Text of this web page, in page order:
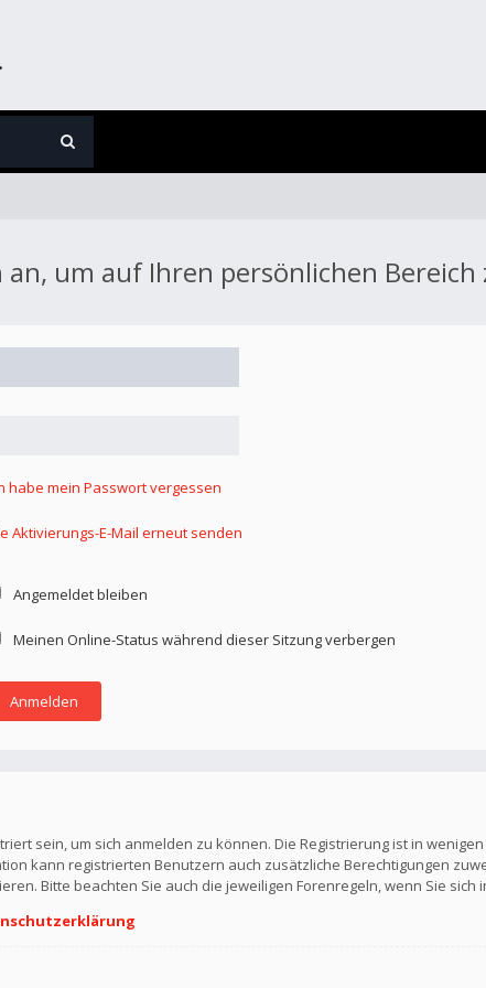
an, um auf Ihren persönlichen
habe mein Passwort vergessen
Aktivierungs-E-Mail erneut senden
Angemeldet bleiben
Meinen Online-Status während dieser Sitzung verbergen
sein, um sich anmelden zu können. Die Registrierung ist in
kann registrierten Benutzern auch zusätzliche Berechtigungen
Bitte beachten Sie auch die jeweiligen Forenregeln, wenn Sie sich